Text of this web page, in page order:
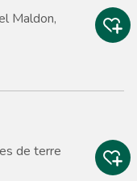
Maldon,
de terre